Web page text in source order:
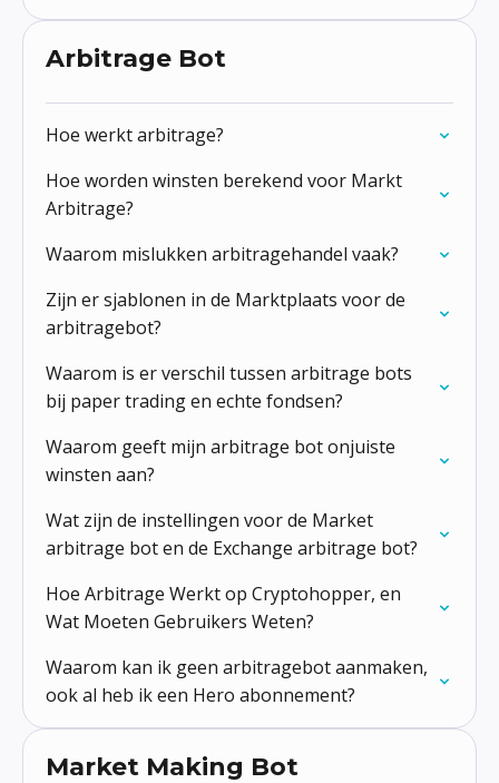
Arbitrage Bot
Hoe werkt arbitrage?
Hoe worden winsten berekend voor Markt
Arbitrage?
Waarom mislukken arbitragehandel vaak?
Zijn er sjablonen in de Marktplaats voor de
arbitragebot?
Waarom is er verschil tussen arbitrage bots
bij paper trading en echte fondsen?
Waarom geeft mijn arbitrage bot onjuiste
winsten aan?
Wat zijn de instellingen voor de Market
arbitrage bot en de Exchange arbitrage bot?
Hoe Arbitrage Werkt op Cryptohopper, en
Wat Moeten Gebruikers Weten?
Waarom kan ik geen arbitragebot aanmaken,
ook al heb ik een Hero abonnement?
Market Making Bot